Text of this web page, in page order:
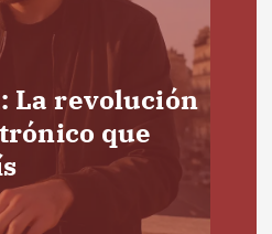
La revolución
que